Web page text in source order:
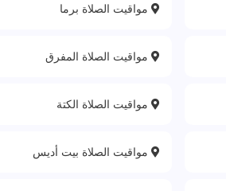
مواقيت الصلاة برما
مواقيت الصلاة المفرق
مواقيت الصلاة الكتة
مواقيت الصلاة بيت أديس